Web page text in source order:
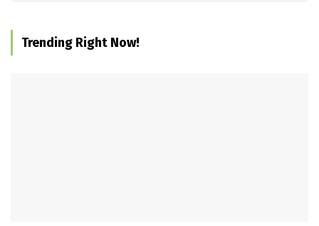
Trending Right Now!